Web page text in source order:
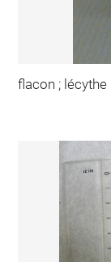
flacon ; lécythe